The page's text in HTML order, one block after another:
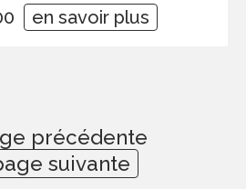
en savoir plus
précédente
suivante